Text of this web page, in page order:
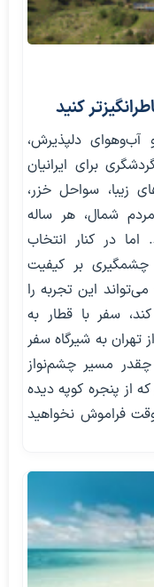
کنید
دلپذیرش،
برای ایرانیان
زیبا، سواحل خزر،
شمال، هر ساله
در کنار انتخاب
چشمگیری بر کیفیت
این تجربه را
سفر با قطار به
تهران به شیرگاه سفر
چقدر مسیر چشم‌نواز
پنجره کوپه دیده
فراموش نخواهید